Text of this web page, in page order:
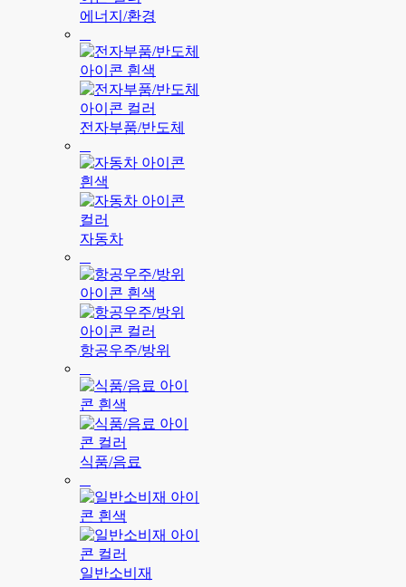
에너지/환경
전자부품/반도체
자동차
항공우주/방위
식품/음료
일반소비재